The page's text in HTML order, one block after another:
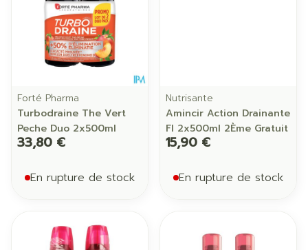
Forté Pharma
Turbodraine The Vert
Peche Duo 2x500ml
33,80 €
En rupture de stock
Nutrisante
Amincir Action Drainante
Fl 2x500ml 2Ème Gratuit
15,90 €
En rupture de stock